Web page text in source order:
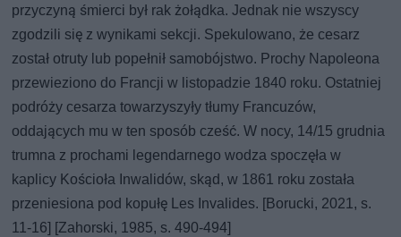
przyczyną śmierci był rak żołądka. Jednak nie wszyscy
zgodzili się z wynikami sekcji. Spekulowano, że cesarz
został otruty lub popełnił samobójstwo. Prochy Napoleona
przewieziono do Francji w listopadzie 1840 roku. Ostatniej
podróży cesarza towarzyszyły tłumy Francuzów,
oddających mu w ten sposób cześć. W nocy, 14/15 grudnia
trumna z prochami legendarnego wodza spoczęła w
kaplicy Kościoła Inwalidów, skąd, w 1861 roku została
przeniesiona pod kopułę Les Invalides. [Borucki, 2021, s.
11-16] [Zahorski, 1985, s. 490-494]